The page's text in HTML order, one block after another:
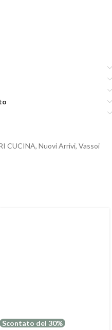
CUCINA, Nuovi Arrivi, Vassoi
Scontato del 30%